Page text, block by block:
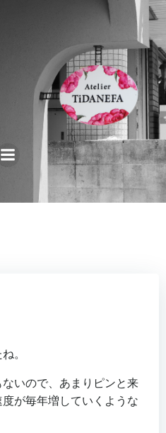
プ
。
いので、あまりピンと来
が毎年増していくような